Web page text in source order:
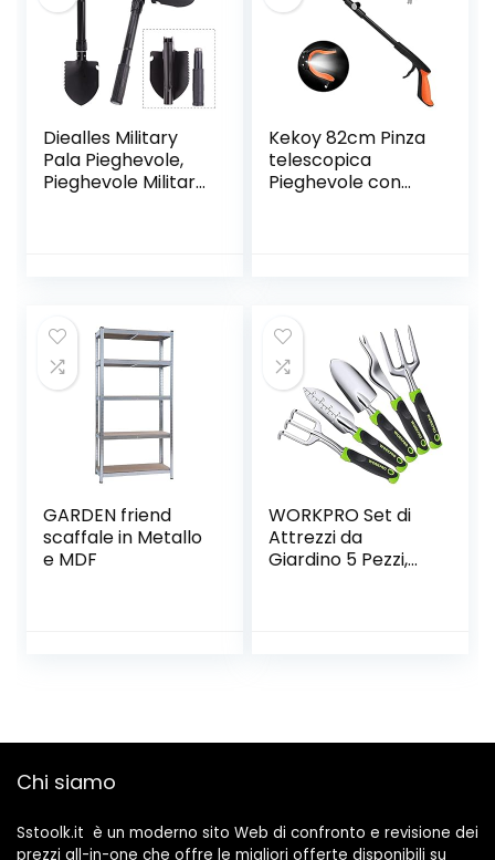
Nero/Arancione
Diealles Military
Pala Pieghevole,
Pieghevole Militare
Giardinaggio,
Militari
Kekoy 82cm Pinza
telescopica
Pieghevole con
Rotante a 90
Gradi, mascella
Antiscivolo
GARDEN friend
scaffale in Metallo
e MDF
WORKPRO Set di
Attrezzi da
Giardino 5 Pezzi,
Sarchiatrice e
Chi siamo
Sstoolk.it è un moderno sito Web di confronto e revisione dei
prezzi all-in-one che offre le migliori offerte disponibili su